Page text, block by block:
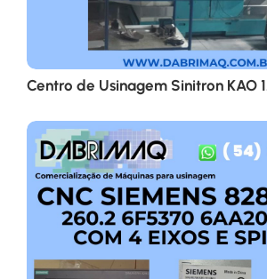
Centro de Usinagem Sinitron KAO